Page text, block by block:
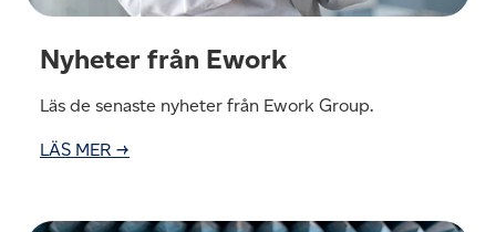
Nyheter från Ework
Läs de senaste nyheter från Ework Group.
LÄS MER →